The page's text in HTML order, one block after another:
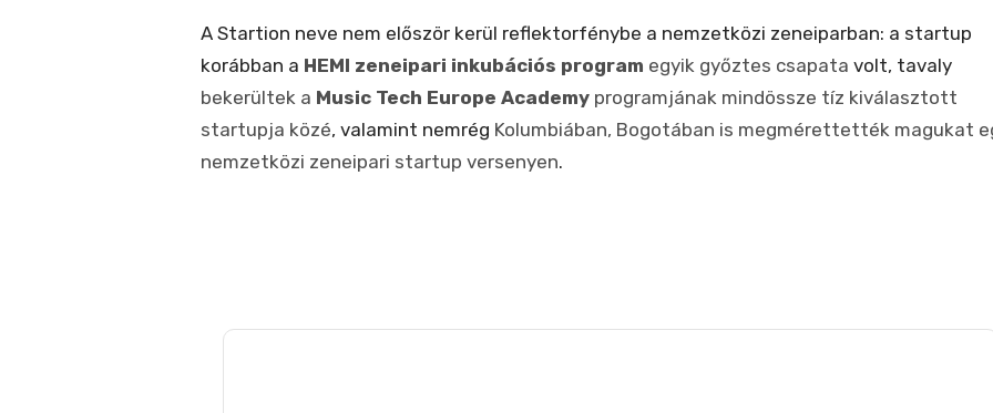
A Startion neve nem először kerül reflektorfénybe a nemzetközi zeneiparban: a startup
korábban a HEMI zeneipari inkubációs program egyik győztes csapata volt, tavaly
bekerültek a Music Tech Europe Academyprogramjának mindössze tíz kiválasztott
startupja közé, valamint nemrég Kolumbiában, Bogotában is megmérettették magukat
nemzetközi zeneipari startup versenyen.